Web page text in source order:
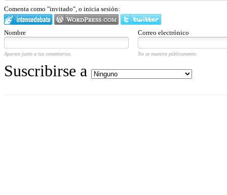
Comenta como "invitado", o inicia sesión:
Nombre Correo electrónico
Aparece junto a tus comentarios. No se muestra públicamente.
Suscribirse a